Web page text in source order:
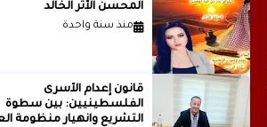
المحسن الأثر الخالد
منذ سنة واحدة
قانون إعدام الأسرى
الفلسطينيين: بين سطوة
التشريع وانهيار منظومة